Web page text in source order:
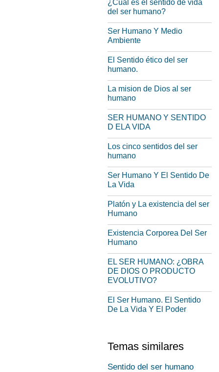
¿Cuál es el sentido de vida
del ser humano?
Ser Humano Y Medio
Ambiente
El Sentido ético del ser
humano.
La mision de Dios al ser
humano
SER HUMANO Y SENTIDO
D ELA VIDA
Los cinco sentidos del ser
humano
Ser Humano Y El Sentido De
La Vida
Platón y La existencia del ser
Humano
Existencia Corporea Del Ser
Humano
EL SER HUMANO: ¿OBRA
DE DIOS O PRODUCTO
EVOLUTIVO?
El Ser Humano. El Sentido
De La Vida Y El Poder
Temas similares
Sentido del ser humano